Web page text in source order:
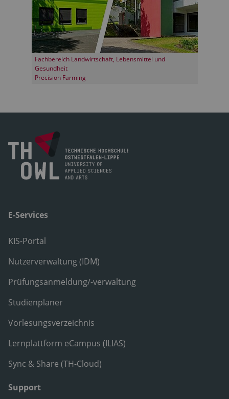
Fachbereich Landwirtschaft, Lebensmittel und
Gesundheit
Precision Farming
E-Services
KIS-Portal
Nutzerverwaltung (IDM)
Prüfungsanmeldung/-verwaltung
Studienplaner
Vorlesungsverzeichnis
Lernplattform eCampus (ILIAS)
Sync & Share (TH-Cloud)
Support